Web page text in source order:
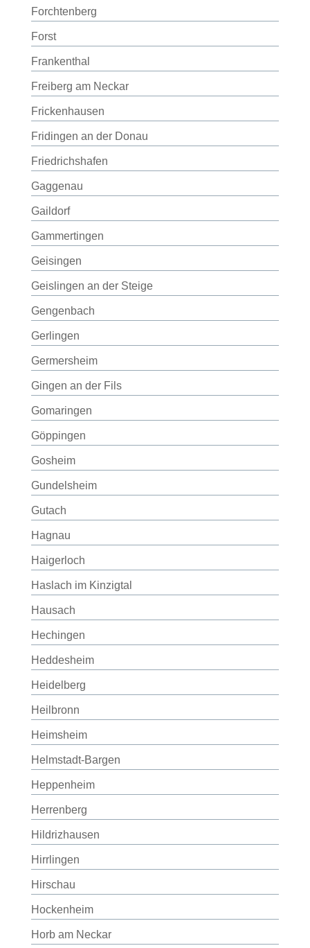
Forchtenberg
Forst
Frankenthal
Freiberg am Neckar
Frickenhausen
Fridingen an der Donau
Friedrichshafen
Gaggenau
Gaildorf
Gammertingen
Geisingen
Geislingen an der Steige
Gengenbach
Gerlingen
Germersheim
Gingen an der Fils
Gomaringen
Göppingen
Gosheim
Gundelsheim
Gutach
Hagnau
Haigerloch
Haslach im Kinzigtal
Hausach
Hechingen
Heddesheim
Heidelberg
Heilbronn
Heimsheim
Helmstadt-Bargen
Heppenheim
Herrenberg
Hildrizhausen
Hirrlingen
Hirschau
Hockenheim
Horb am Neckar